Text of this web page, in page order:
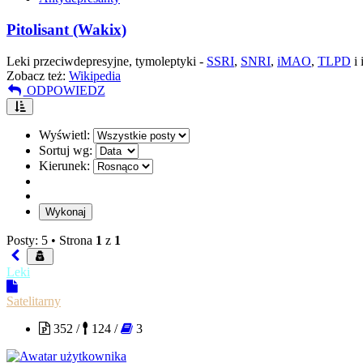
Pitolisant (Wakix)
Leki przeciwdepresyjne, tymoleptyki - SSRI, SNRI, iMAO, TLPD i
Zobacz też: Wikipedia
ODPOWIEDZ
Wyświetl:
Sortuj wg:
Kierunek:
Posty: 5 • Strona 1 z 1
Leki
Satelitarny
352 /
124 / 3